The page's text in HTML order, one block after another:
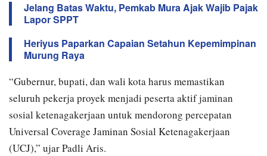
Jelang Batas Waktu, Pemkab Mura Ajak Wajib Pajak
Lapor SPPT
Heriyus Paparkan Capaian Setahun Kepemimpinan
Murung Raya
“Gubernur, bupati, dan wali kota harus memastikan
seluruh pekerja proyek menjadi peserta aktif jaminan
sosial ketenagakerjaan untuk mendorong percepatan
Universal Coverage Jaminan Sosial Ketenagakerjaan
(UCJ),” ujar Padli Aris.